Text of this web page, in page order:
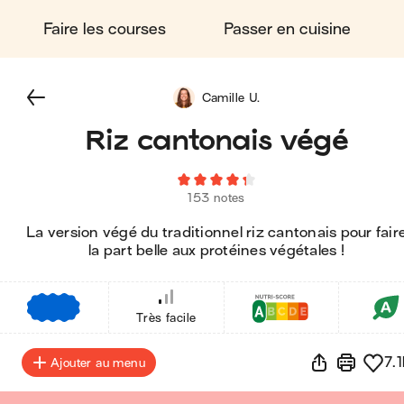
Faire les courses Passer en cuisine
Riz cantonais végé
153 notes
La version végé du traditionnel riz cantonais pour
la part belle aux protéines végétales !
Camille U.
Très facile
Ajouter au menu